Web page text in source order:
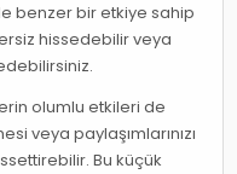
benzer bir etkiye sahip
hissedebilir veya
olumlu etkileri de
veya paylaşımlarınızı
Bu küçük